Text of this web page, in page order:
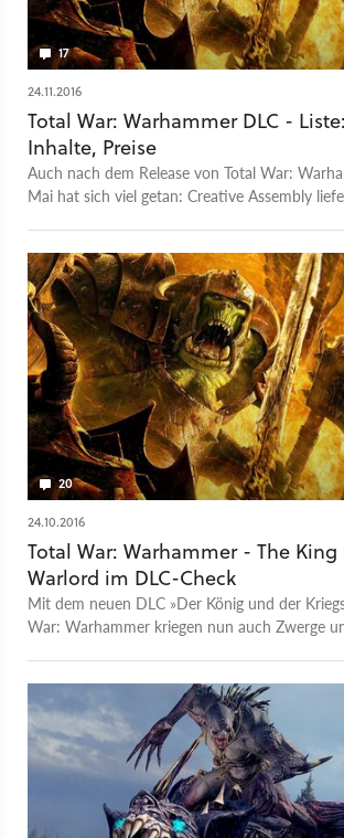
17
24.11.2016
Total War: Warhammer DLC -
Inhalte, Preise
Auch nach dem Release von Total War:
Mai hat sich viel getan: Creative Assembly
20
24.10.2016
Total War: Warhammer - The
Warlord im DLC-Check
Mit dem neuen DLC »Der König und der
War: Warhammer kriegen nun auch Zwerge
Grim and the Grave«.